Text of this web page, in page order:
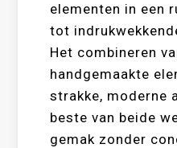
elementen in een
tot
Het combineren
handgemaakte
strakke, moderne
beste van beide
gemak zonder